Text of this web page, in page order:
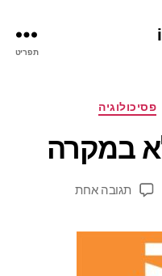
תפריט
פסיכולוגיה
במקרה
המחבר
הפוסט
א
מ
ן
יי
ב
תגובה אחתעל